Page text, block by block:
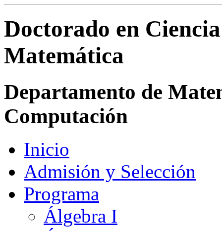
Doctorado en
Matemática
Departamento de
Computación
Inicio
Admisión y Selección
Programa
Álgebra I